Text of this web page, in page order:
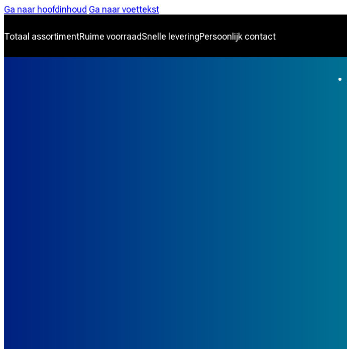
Ga naar hoofdinhoud Ga naar voettekst
Totaal assortimentRuime voorraadSnelle leveringPersoonlijk contact